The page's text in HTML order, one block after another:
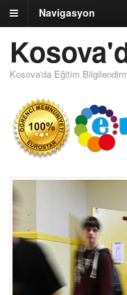
Navigasyon
Kosova'da Eğitim